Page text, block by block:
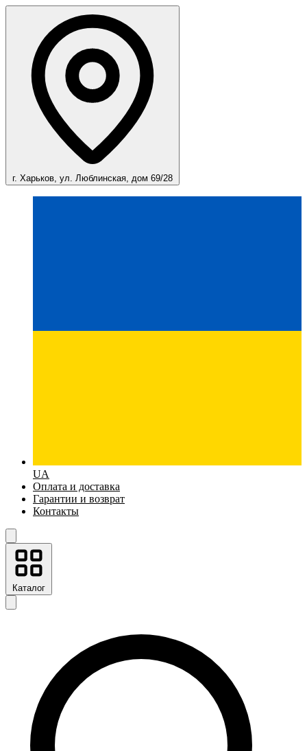
г. Харьков, ул. Люблинская, дом 69/28
UA
Оплата и доставка
Гарантии и возврат
Контакты
Каталог